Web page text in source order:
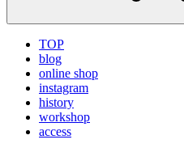
TOP
blog
online shop
instagram
history
workshop
access